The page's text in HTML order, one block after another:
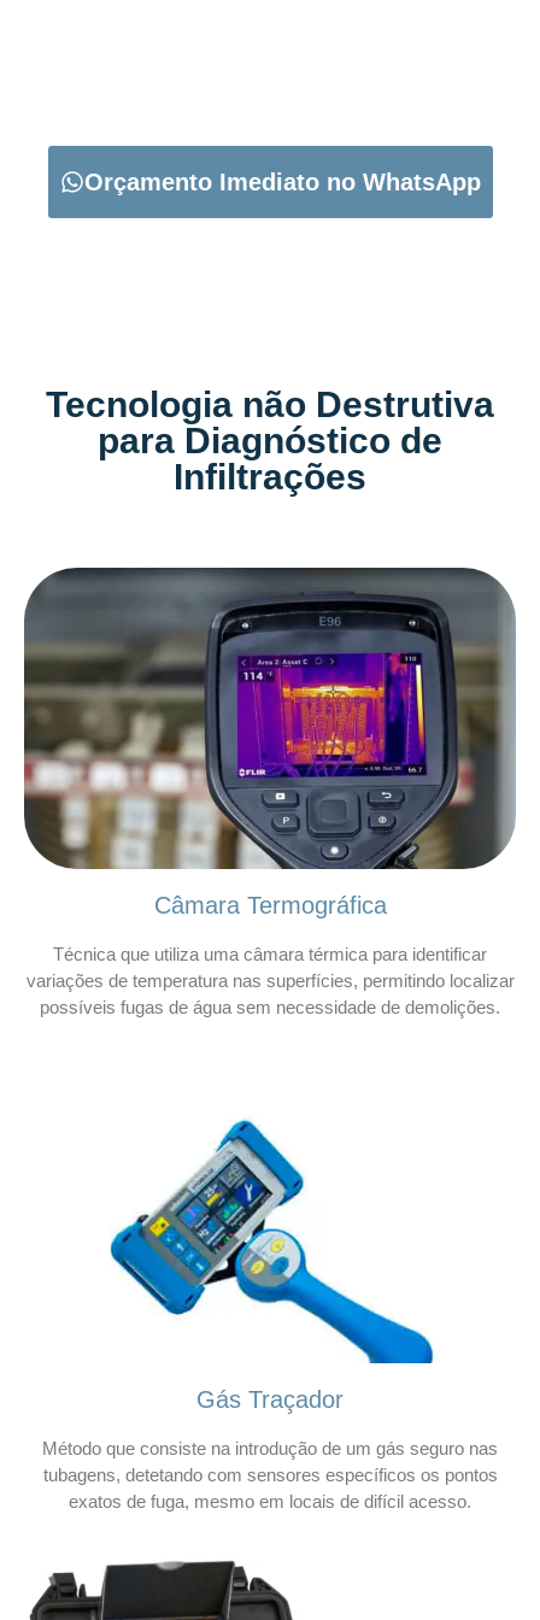
Orçamento Imediato no WhatsApp
Tecnologia não Destrutiva
para Diagnóstico de
Infiltrações
Câmara Termográfica
Técnica que utiliza uma câmara térmica para identificar
variações de temperatura nas superfícies, permitindo localizar
possíveis fugas de água sem necessidade de demolições.
Gás Traçador
Método que consiste na introdução de um gás seguro nas
tubagens, detetando com sensores específicos os pontos
exatos de fuga, mesmo em locais de difícil acesso.